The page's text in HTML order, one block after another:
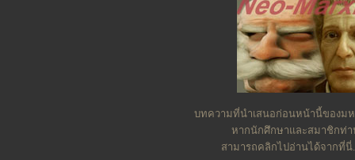
บทความที่นำเสนอก่อนหน้านี้ของมห
หากนักศึกษาและสมาชิกท่า
สามารถคลิกไปอ่านได้จากที่